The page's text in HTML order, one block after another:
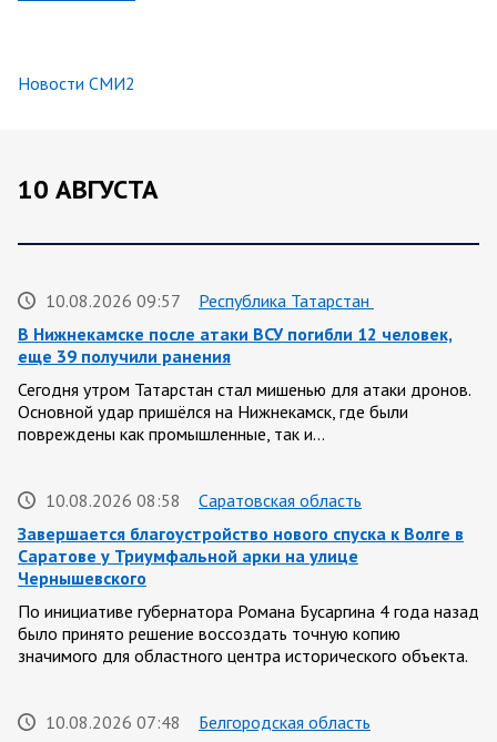
Новости СМИ2
10 АВГУСТА
10.08.2026 09:57
Республика Татарстан
В Нижнекамске после атаки ВСУ погибли 12 человек,
еще 39 получили ранения
Сегодня утром Татарстан стал мишенью для атаки дронов.
Основной удар пришёлся на Нижнекамск, где были
повреждены как промышленные, так и…
10.08.2026 08:58
Саратовская область
Завершается благоустройство нового спуска к Волге в
Саратове у Триумфальной арки на улице
Чернышевского
По инициативе губернатора Романа Бусаргина 4 года назад
было принято решение воссоздать точную копию
значимого для областного центра исторического объекта.
10.08.2026 07:48
Белгородская область